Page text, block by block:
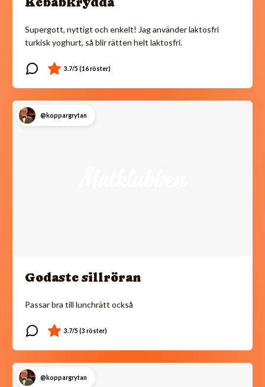
Supergott, nyttigt och enkelt! Jag använder laktosfri
turkisk yoghurt, så blir rätten helt laktosfri.
@koppargrytan
Godaste sillröran
Passar bra till lunchrätt också
@koppargrytan